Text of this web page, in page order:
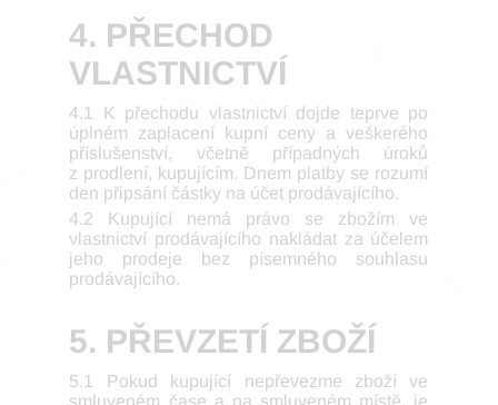
4. PŘECHOD
VLASTNICTVÍ
4.1 K přechodu vlastnictví dojde teprve po
úplném zaplacení kupní ceny a veškerého
příslušenství, včetně případných úroků
z prodlení, kupujícím. Dnem platby se rozumí
den připsání částky na účet prodávajícího.
4.2 Kupující nemá právo se zbožím ve
vlastnictví prodávajícího nakládat za účelem
jeho prodeje bez písemného souhlasu
prodávajícího.
5. PŘEVZETÍ ZBOŽÍ
5.1 Pokud kupující nepřevezme zboží ve
smluveném čase a na smluveném místě, je